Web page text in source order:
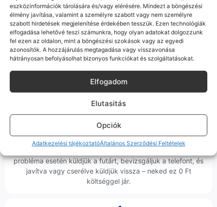
eszközinformációk tárolására és/vagy elérésére. Mindezt a böngészési
élmény javítása, valamint a személyre szabott vagy nem személyre
szabott hirdetések megjelenítése érdekében tesszük. Ezen technológiák
elfogadása lehetővé teszi számunkra, hogy olyan adatokat dolgozzunk
fel ezen az oldalon, mint a böngészési szokások vagy az egyedi
azonosítók. A hozzájárulás megtagadása vagy visszavonása
hátrányosan befolyásolhat bizonyos funkciókat és szolgáltatásokat.
Elfogadom
Elutasitás
Opciók
Adatkezelési tájékoztatóÁltalános Szerződési Feltételek
Korrekt Ügyintézés
Hibázni emberi dolog, de a felelősségvállalás nálunk alap.
Ha ritkán előfordul egy hiba, nem kifogásokat keresünk,
hanem megoldást. Szakértő kollégáink azonnal kézbe
Ingyenes Futár & Szerviz
probléma esetén küldjük a futárt, bevizsgáljuk a telefont, és
javítva vagy cserélve küldjük vissza – neked ez 0 Ft
költséggel jár.